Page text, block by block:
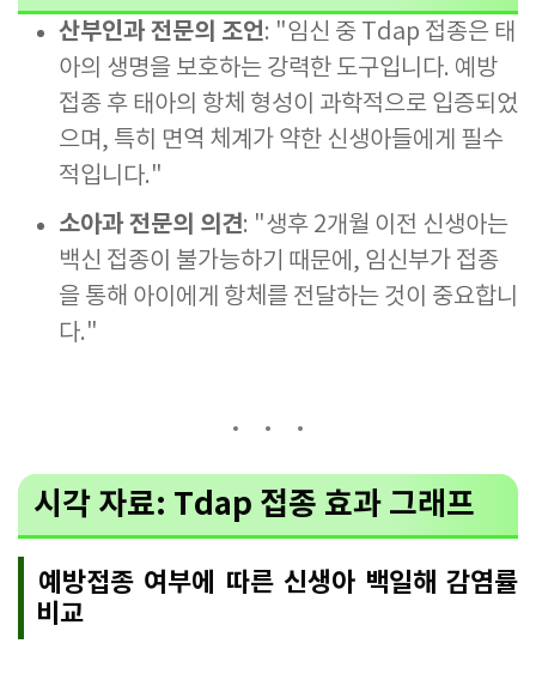
산부인과 전문의 조언: "임신 중 Tdap 접종은 태
아의 생명을 보호하는 강력한 도구입니다. 예방
접종 후 태아의 항체 형성이 과학적으로 입증되었
으며, 특히 면역 체계가 약한 신생아들에게 필수
적입니다."
소아과 전문의 의견: "생후 2개월 이전 신생아는
백신 접종이 불가능하기 때문에, 임신부가 접종
을 통해 아이에게 항체를 전달하는 것이 중요합니
다."
시각 자료: Tdap 접종 효과 그래프
예방접종 여부에 따른 신생아 백일해 감염률
비교